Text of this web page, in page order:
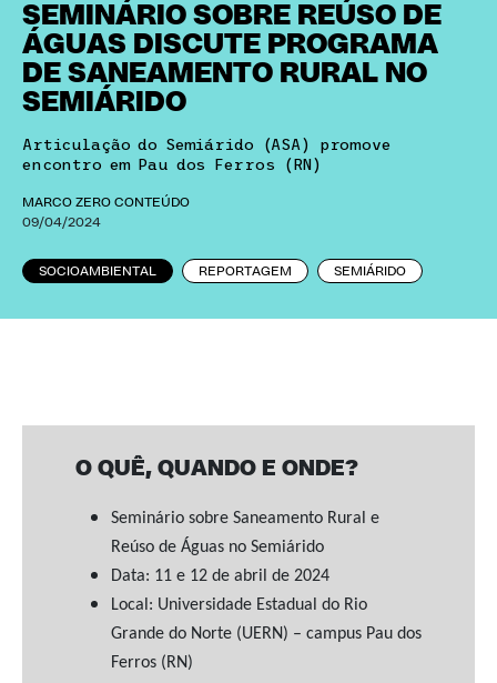
SEMINÁRIO SOBRE REÚSO DE
ÁGUAS DISCUTE PROGRAMA
DE SANEAMENTO RURAL NO
SEMIÁRIDO
Articulação do Semiárido (ASA) promove
encontro em Pau dos Ferros (RN)
MARCO ZERO CONTEÚDO
09/04/2024
SOCIOAMBIENTAL REPORTAGEM SEMIÁRIDO
O QUÊ, QUANDO E ONDE?
Seminário sobre Saneamento Rural e
Reúso de Águas no Semiárido
Data: 11 e 12 de abril de 2024
Local: Universidade Estadual do Rio
Grande do Norte (UERN) – campus Pau dos
Ferros (RN)